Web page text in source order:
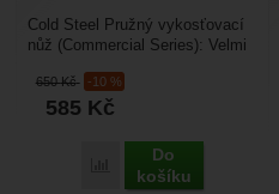
650Kč -10 %
585 Kč
Porovnat
Do
košíku
Cold Steel Pružný vykosťovací
nůž (Commercial Series): Velmi
americké firmy...